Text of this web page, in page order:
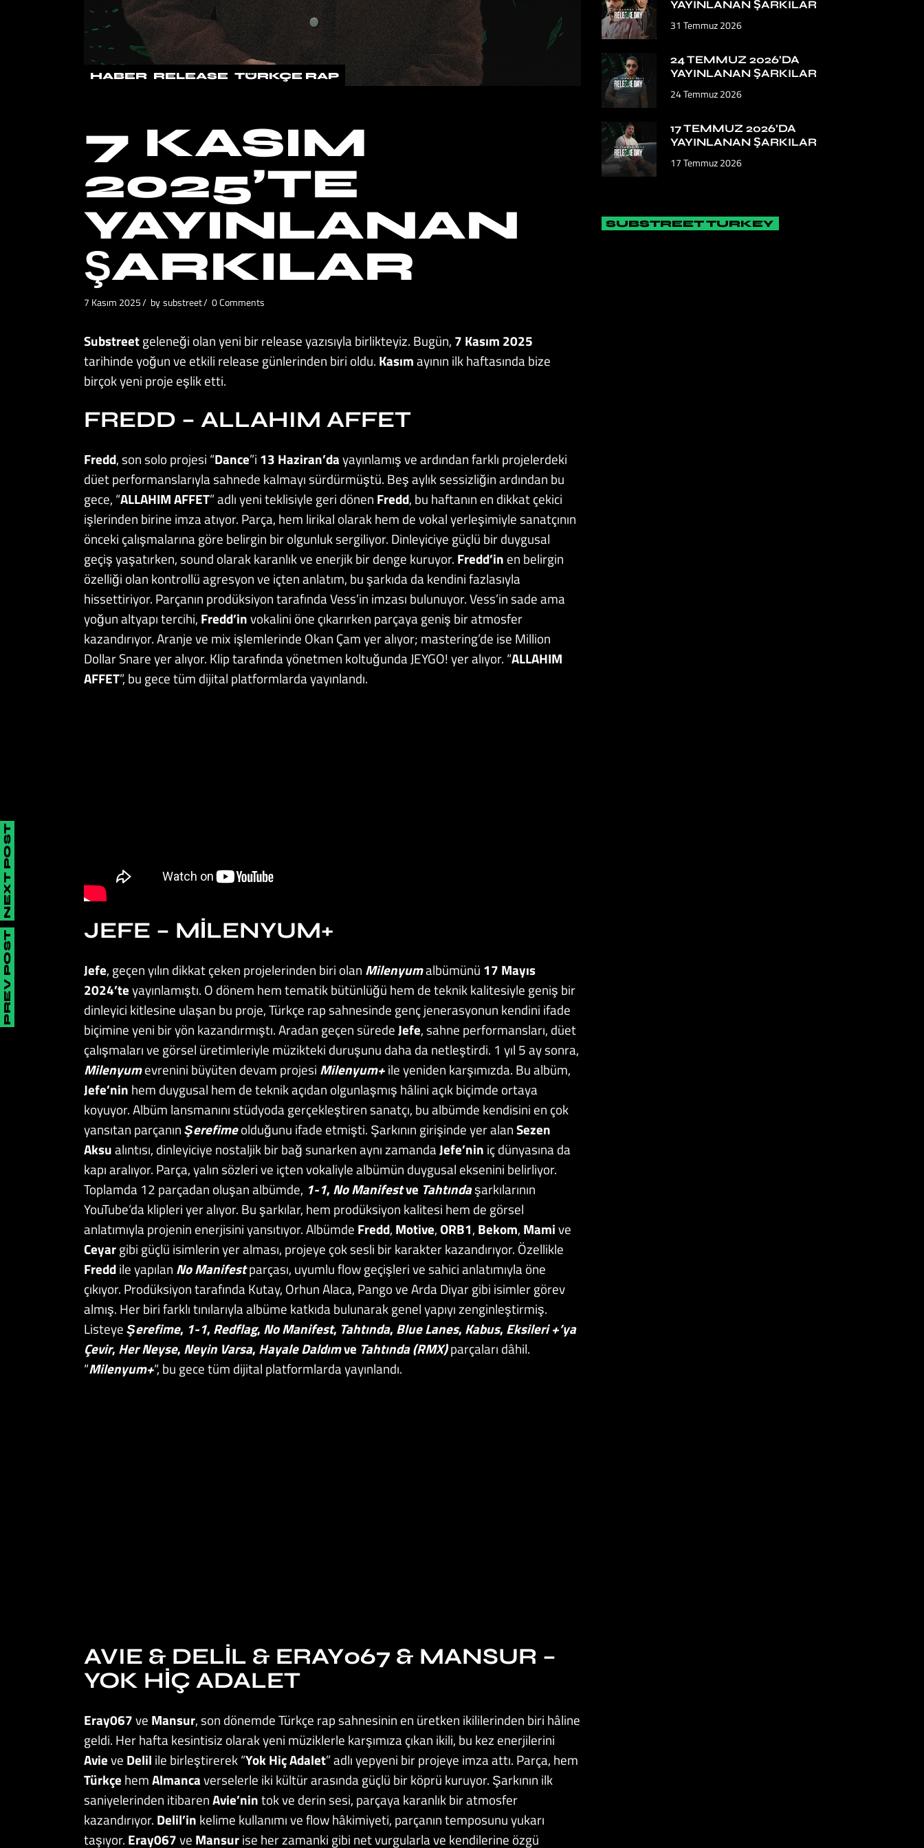
HABER RELEASE TÜRKÇE RAP
7 KASIM
2025’TE
YAYINLANAN
ŞARKILAR
7 Kasım 2025 bysubstreet 0 Comments
Substreetgeleneği olan yeni bir release yazısıyla birlikteyiz. Bugün, 7 Kasım 2025
tarihinde yoğun ve etkili release günlerinden biri oldu. Kasımayının ilk haftasında bize
birçok yeni proje eşlik etti.
FREDD – ALLAHIM AFFET
Fredd, son solo projesi “Dance”i 13 Haziran’dayayınlamış ve ardından farklı projelerdeki
düet performanslarıyla sahnede kalmayı sürdürmüştü. Beş aylık sessizliğin ardından bu
gece, “ALLAHIMAFFET” adlı yeni teklisiyle geri dönen Fredd, bu haftanın en dikkat çekici
işlerinden birine imza atıyor. Parça, hem lirikal olarak hem de vokal yerleşimiyle sanatçının
önceki çalışmalarına göre belirgin bir olgunluk sergiliyor. Dinleyiciye güçlü bir duygusal
geçiş yaşatırken, sound olarak karanlık ve enerjik bir denge kuruyor. Fredd’in en belirgin
özelliği olan kontrollü agresyon ve içten anlatım, bu şarkıda da kendini fazlasıyla
hissettiriyor. Parçanın prodüksiyon tarafında Vess’in imzası bulunuyor. Vess’in sade ama
yoğun altyapı tercihi, Fredd’invokalini öne çıkarırken parçaya geniş bir atmosfer
kazandırıyor. Aranje ve mix işlemlerinde Okan Çam yer alıyor; mastering’de ise Million
Dollar Snare yer alıyor. Klip tarafında yönetmen koltuğunda JEYGO! yer alıyor. “ALLAHIM
AFFET”, bu gece tüm dijital platformlarda yayınlandı.
JEFE – MILENYUM+
Jefe, geçen yılın dikkat çeken projelerinden biri olan Milenyumalbümünü 17 Mayıs
2024’teyayınlamıştı. O dönem hem tematik bütünlüğü hem de teknik kalitesiyle geniş bir
dinleyici kitlesine ulaşan bu proje, Türkçe rap sahnesinde genç jenerasyonun kendini ifade
biçimine yeni bir yön kazandırmıştı. Aradan geçen süredeJefe, sahne performansları, düet
çalışmaları ve görsel üretimleriyle müzikteki duruşunu daha da netleştirdi. 1 yıl 5 ay sonra,
Milenyumevrenini büyüten devam projesi Milenyum+ile yeniden karşımızda. Bu albüm,
Jefe’nin hem duygusal hem de teknik açıdan olgunlaşmış hâlini açık biçimde ortaya
koyuyor. Albüm lansmanını stüdyoda gerçekleştiren sanatçı, bu albümde kendisini en çok
yansıtan parçanınŞerefimeolduğunu ifade etmişti. Şarkının girişinde yer alanSezen
Aksualıntısı, dinleyiciye nostaljik bir bağ sunarken aynı zamandaJefe’nin iç dünyasına da
kapı aralıyor. Parça, yalın sözleri ve içten vokaliyle albümün duygusal eksenini belirliyor.
Toplamda 12 parçadan oluşan albümde, 1-1, No Manifestve Tahtındaşarkılarının
YouTube’da klipleri yer alıyor. Bu şarkılar, hem prodüksiyon kalitesi hem de görsel
anlatımıyla projenin enerjisini yansıtıyor. Albümde Fredd, Motive,ORB1, Bekom, Mamive
Ceyargibi güçlü isimlerin yer alması, projeye çok sesli bir karakter kazandırıyor. Özellikle
Freddile yapılan NoManifestparçası, uyumlu flow geçişleri ve sahici anlatımıyla öne
çıkıyor. Prodüksiyon tarafında Kutay, Orhun Alaca, Pango ve Arda Diyar gibi isimler görev
almış. Her biri farklı tınılarıyla albüme katkıda bulunarak genel yapıyı zenginleştirmiş.
ListeyeŞerefime, 1-1, Redflag, No Manifest, Tahtında, Blue Lanes, Kabus, Eksileri +’ya
Çevir, Her Neyse, Neyin Varsa, Hayale Daldımve Tahtında (RMX)parçaları dâhil.
“Milenyum+“, bu gece tüm dijital platformlarda yayınlandı.
AVIE & DELIL & ERAY067 & MANSUR –
YOK HIÇ ADALET
Eray067ve Mansur, son dönemde Türkçe rap sahnesinin en üretken ikililerinden biri hâline
geldi. Her hafta kesintisiz olarak yeni müziklerle karşımıza çıkan ikili, bu kez enerjilerini
Avieve Delil ile birleştirerek “Yok Hiç Adalet” adlı yepyeni bir projeye imza attı. Parça, hem
Türkçe hemAlmancaverselerle iki kültür arasında güçlü bir köprü kuruyor. Şarkının ilk
saniyelerinden itibarenAvie’nintok ve derin sesi, parçaya karanlık bir atmosfer
kazandırıyor. Delil’in kelime kullanımı ve flow hâkimiyeti, parçanın temposunu yukarı
taşıyor. Eray067ve Mansurise her zamanki gibi net vurgularla ve kendilerine özgü
PREV POST
NEXT POST
YAYINLANAN ŞARKILAR
31 Temmuz 2026
24 TEMMUZ 2026’DA
YAYINLANAN ŞARKILAR
24 Temmuz 2026
17 TEMMUZ 2026’DA
YAYINLANAN ŞARKILAR
17 Temmuz 2026
SUBSTREET TURKEY